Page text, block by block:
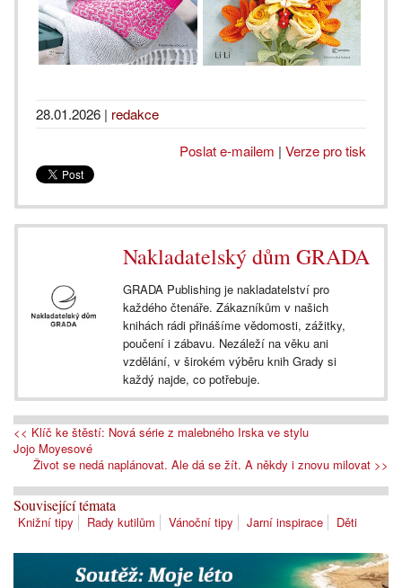
28.01.2026 | redakce
Poslat e-mailem | Verze pro tisk
Nakladatelský dům GRADA
GRADA Publishing je nakladatelství pro
každého čtenáře. Zákazníkům v našich
knihách rádi přinášíme vědomosti, zážitky,
poučení i zábavu. Nezáleží na věku ani
vzdělání, v širokém výběru knih Grady si
každý najde, co potřebuje.
<< Klíč ke štěstí: Nová série z malebného Irska ve stylu
Jojo Moyesové
Život se nedá naplánovat. Ale dá se žít. A někdy i znovu milovat >>
Související témata
Knižní tipy Rady kutilům Vánoční tipy Jarní inspirace Děti